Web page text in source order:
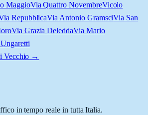
MaggioVia Quattro NovembreVicolo
RepubblicaVia Antonio GramsciVia San
Via Grazia DeleddaVia Mario
Vecchio →
in tempo reale in tutta Italia.